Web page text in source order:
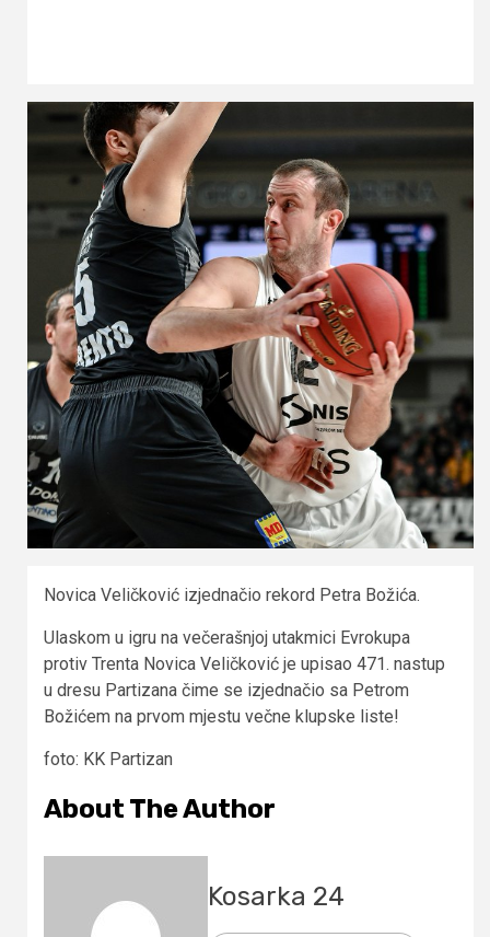
Novica Veličković izjednačio rekord Petra Božića.
Ulaskom u igru na večerašnjoj utakmici Evrokupa
protiv Trenta Novica Veličković je upisao 471. nastup
u dresu Partizana čime se izjednačio sa Petrom
Božićem na prvom mjestu večne klupske liste!
foto: KK Partizan
About The Author
Kosarka 24